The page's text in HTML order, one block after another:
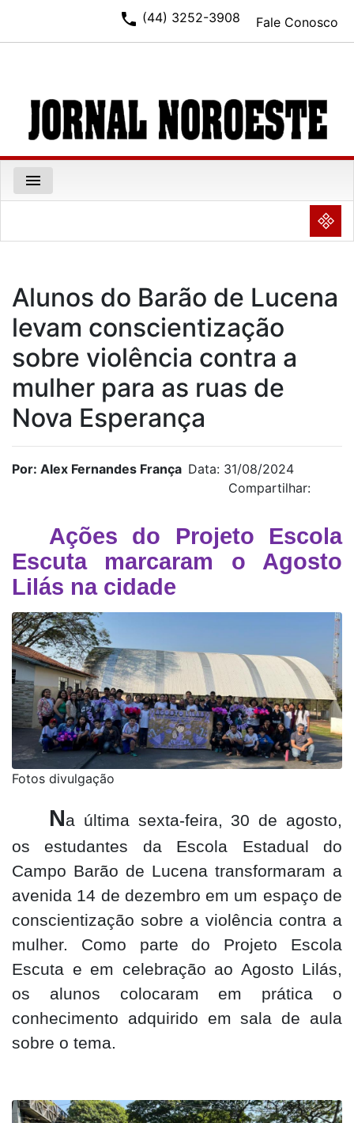
Fale Conosco
phone (44) 3252-3908
menu
NULL
Alunos do Barão de Lucena
levam conscientização
sobre violência contra a
mulher para as ruas de
Nova Esperança
Por: Alex Fernandes França Data: 31/08/2024
Compartilhar:
Ações do Projeto Escola
Escuta marcaram o Agosto
Lilás na cidade
Fotos divulgação
Na última sexta-feira, 30 de agosto,
os estudantes da Escola Estadual do
Campo Barão de Lucena transformaram a
avenida 14 de dezembro em um espaço de
conscientização sobre a violência contra a
mulher. Como parte do Projeto Escola
Escuta e em celebração ao Agosto Lilás,
os alunos colocaram em prática o
conhecimento adquirido em sala de aula
sobre o tema.